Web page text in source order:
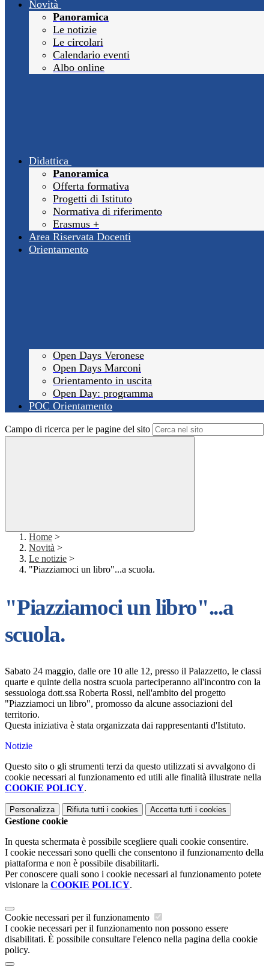
Novità
Panoramica
Le notizie
Le circolari
Calendario eventi
Albo online
Didattica
Panoramica
Offerta formativa
Progetti di Istituto
Normativa di riferimento
Erasmus +
Area Riservata Docenti
Orientamento
Open Days Veronese
Open Days Marconi
Orientamento in uscita
Open Day: programma
POC Orientamento
Campo di ricerca per le pagine del sito
Home >
Novità >
Le notizie >
"Piazziamoci un libro"...a scuola.
"Piazziamoci un libro"...a
scuola.
Sabato 24 maggio, dalle ore 10 alle 12, presso il Palazzetto, le classi
quarte e quinte della nostra scuola parteciperanno all'incontro con la
sessuologa dott.ssa Roberta Rossi, nell'ambito del progetto
"Piazziamoci un libro", promosso da alcune associazioni del
territorio.
Questa iniziativa è stata organizzata dai rappresentanti d'Istituto.
Notizie
Questo sito o gli strumenti terzi da questo utilizzati si avvalgono di
cookie necessari al funzionamento ed utili alle finalità illustrate nella
COOKIE POLICY.
Personalizza Rifiuta tutti i cookies Accetta tutti i cookies
Gestione cookie
In questa schermata è possibile scegliere quali cookie consentire.
I cookie necessari sono quelli che consentono il funzionamento della
piattaforma e non è possibile disabilitarli.
Per conoscere quali sono i cookie necessari al funzionamento potete
visionare la COOKIE POLICY.
Cookie necessari per il funzionamento
I cookie necessari per il funzionamento non possono essere
disabilitati. È possibile consultare l'elenco nella pagina della cookie
policy.